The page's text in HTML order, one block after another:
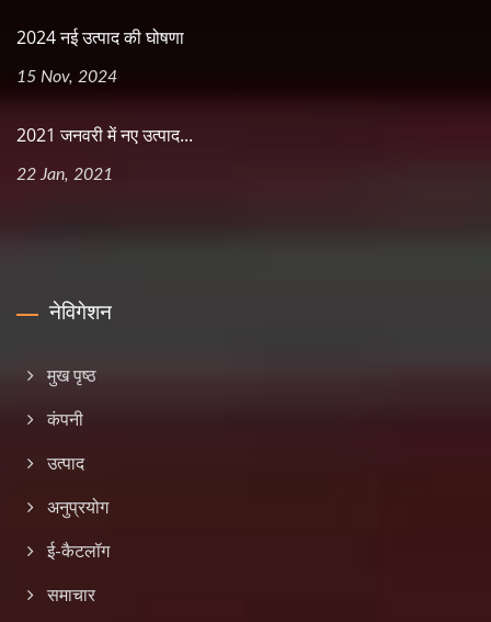
2024 नई उत्पाद की घोषणा
15 Nov, 2024
2021 जनवरी में नए उत्पाद...
22 Jan, 2021
नेविगेशन
मुख पृष्ठ
कंपनी
उत्पाद
अनुप्रयोग
ई-कैटलॉग
समाचार